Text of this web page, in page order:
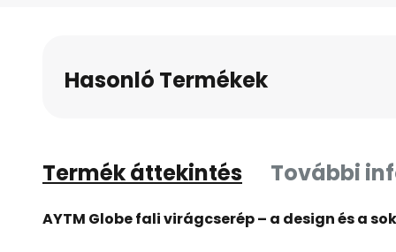
Hasonló Termékek
Termék áttekintés További
AYTM Globe fali virágcserép – a design és a